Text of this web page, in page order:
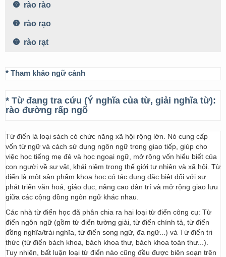
rào rào
rào rạo
rào rạt
* Tham khảo ngữ cảnh
* Từ đang tra cứu (Ý nghĩa của từ, giải nghĩa từ):
rào đường rấp ngõ
Từ điển là loại sách có chức năng xã hội rộng lớn. Nó cung cấp
vốn từ ngữ và cách sử dụng ngôn ngữ trong giao tiếp, giúp cho
việc học tiếng mẹ đẻ và học ngoại ngữ, mở rộng vốn hiểu biết của
con người về sự vật, khái niệm trong thế giới tự nhiên và xã hội. Từ
điển là một sản phẩm khoa học có tác dụng đặc biệt đối với sự
phát triển văn hoá, giáo dục, nâng cao dân trí và mở rộng giao lưu
giữa các cộng đồng ngôn ngữ khác nhau.
Các nhà từ điển học đã phân chia ra hai loại từ điển công cụ: Từ
điển ngôn ngữ (gồm từ điển tường giải, từ điển chính tả, từ điển
đồng nghĩa/trái nghĩa, từ điển song ngữ, đa ngữ...) và Từ điển tri
thức (từ điển bách khoa, bách khoa thư, bách khoa toàn thư...).
Tuy nhiên, bất luận loại từ điển nào cũng đều được biên soạn trên